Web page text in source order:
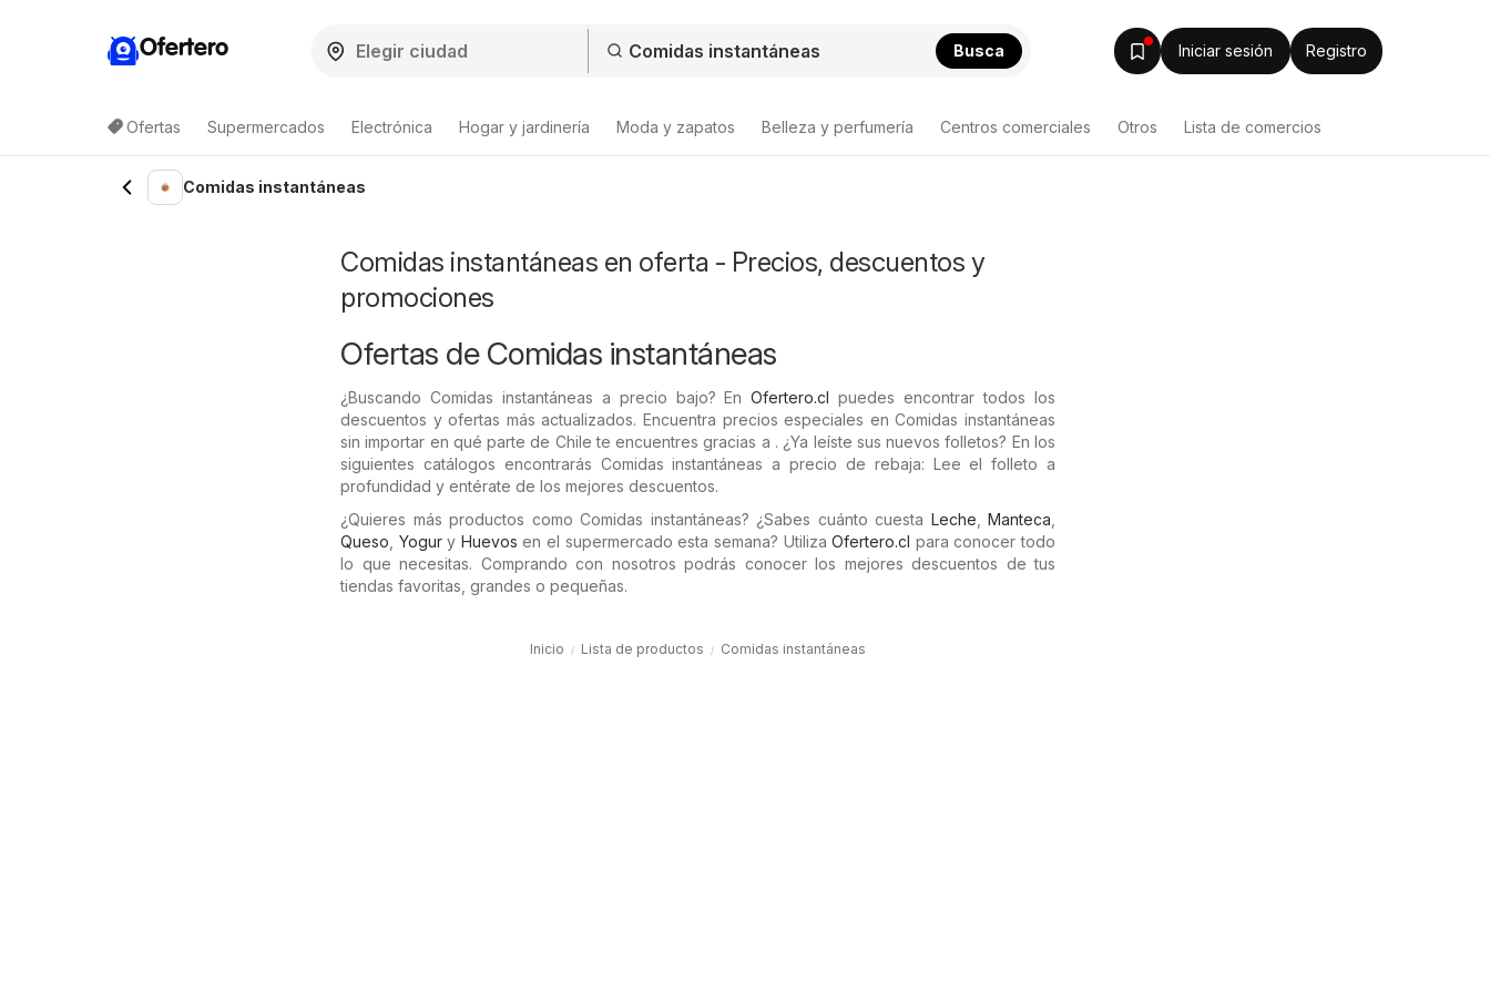
Ofertero Busca Iniciar sesión Registro
Ofertas Supermercados Electrónica Hogar y jardinería Moda y zapatos Belleza y perfumería Centros comerciales Otros Lista de comercios
Lista de productosComidas instantáneas
Comidas instantáneas en oferta - Precios, descuentos y
promociones
Ofertas de Comidas instantáneas
¿Buscando Comidas instantáneas a precio bajo? EnOfertero.cl puedes encontrar todos los
descuentos y ofertas más actualizados. Encuentra precios especiales en Comidas instantáneas
sin importar en qué parte de Chile te encuentres gracias a . ¿Ya leíste sus nuevos folletos? En los
siguientes catálogos encontrarás Comidas instantáneas a precio de rebaja: Lee el folleto a
profundidad y entérate de los mejores descuentos.
¿Quieres más productos como Comidas instantáneas? ¿Sabes cuánto cuesta Leche Manteca
Queso Yogury Huevos en el supermercado esta semana? UtilizaOfertero.cl para conocer todo
lo que necesitas. Comprando con nosotros podrás conocer los mejores descuentos de tus
tiendas favoritas, grandes o pequeñas.
Inicio Lista de productos Comidas instantáneas